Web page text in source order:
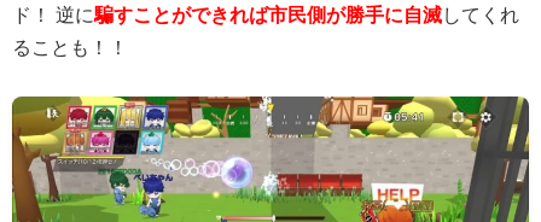
ド！ 逆に騙すことができれば市民側が勝手に自滅してくれ
ることも！！